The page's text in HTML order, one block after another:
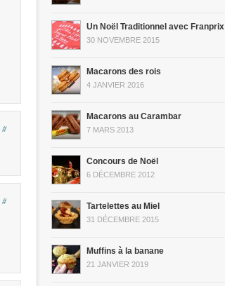
#
#
Un Noël Traditionnel avec Franprix
30 NOVEMBRE 2015
Macarons des rois
4 JANVIER 2016
Macarons au Carambar
7 MARS 2013
Concours de Noël
6 DÉCEMBRE 2012
Tartelettes au Miel
31 DÉCEMBRE 2015
Muffins à la banane
21 JANVIER 2019